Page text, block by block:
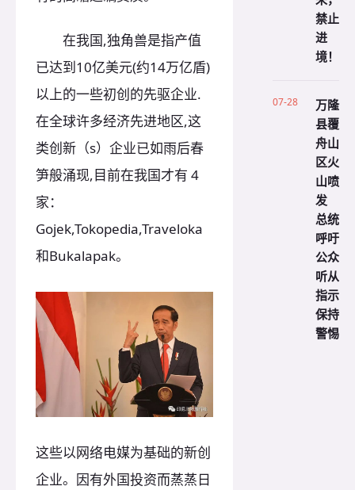
在我国,独角兽是指产值
已达到10亿美元(约14万亿盾)
以上的一些初创的先驱企业.
在全球许多经济先进地区,这
类创新（s）企业已如雨后春
笋般涌现,目前在我国才有 4
家：
Gojek,Tokopedia,Traveloka
和Bukalapak。
这些以网络电媒为基础的新创
企业。因有外国投资而蒸蒸日
禁止
进
境！
07-28
万隆
县覆
舟山
区火
山喷
发
总统
呼吁
公众
听从
指示
保持
警惕